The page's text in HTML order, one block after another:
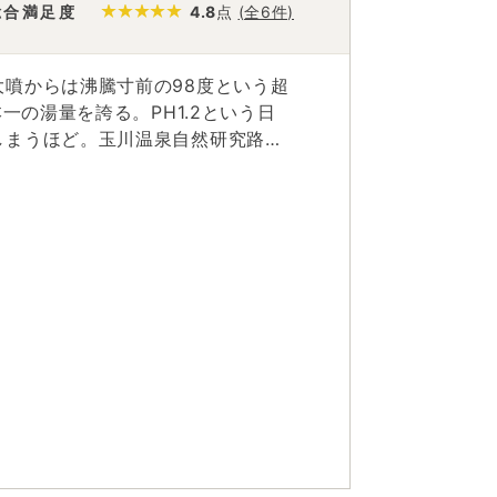
満足度 4.8点 (全6件)
からは沸騰寸前の98度という超
の湯量を誇る。PH1.2という日
うほど。玉川温泉自然研究路脇